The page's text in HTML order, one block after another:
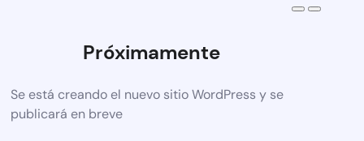
Próximamente
Se está creando el nuevo sitio WordPress y se
publicará en breve